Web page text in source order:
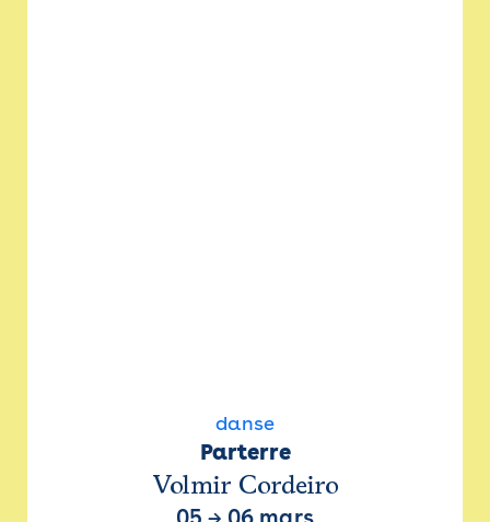
danse
Parterre
Volmir Cordeiro